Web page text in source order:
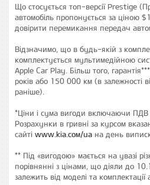
Що стосується топ-версії Prestige
автомобіль пропонується за ціною
довірити перемикання передач
Відзначимо, що в будь-якій з
комплектується мультимедійною
Apple Car Play. Більш того,
років або 150 000 км (в залежності
раніше).
*Ціни і сума вигоди включаючи
Розрахунки в гривні за курсом
сайті www.kia.сом/ua на день
** Під «вигодою» мається на увазі
порівнянні з цінами, що діяли до
залежить від моделі та комплектації